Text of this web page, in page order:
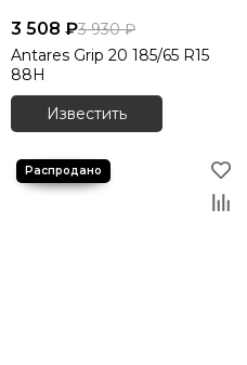
3 508 ₽3 930 ₽
Antares Grip 20 185/65 R15
88H
Известить